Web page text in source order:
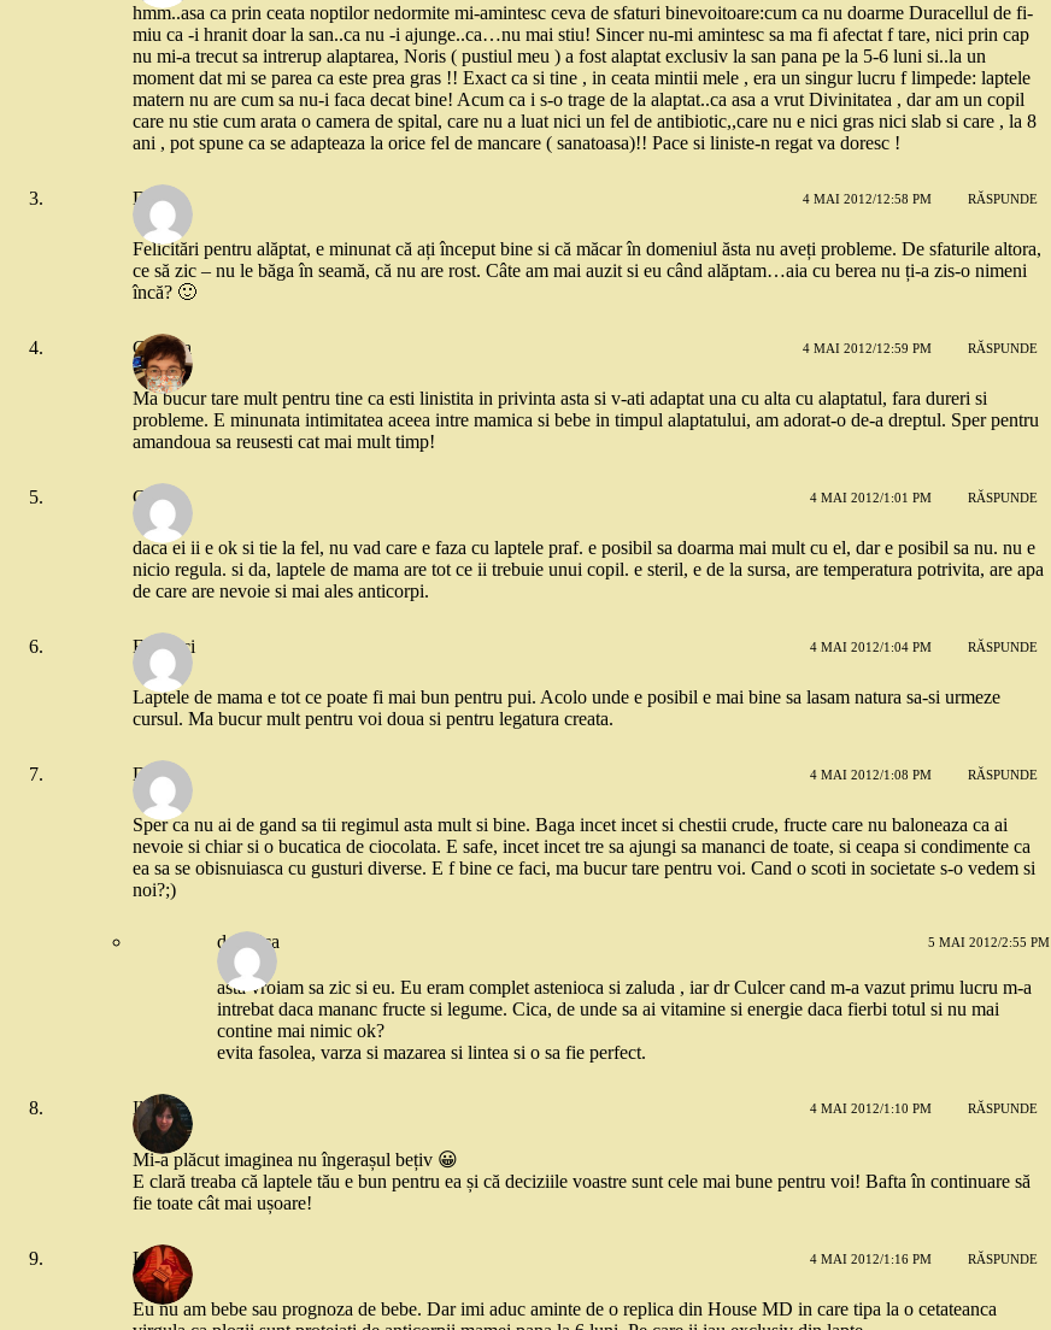
hmm..asa ca prin ceata noptilor nedormite mi-amintesc ceva de sfaturi binevoitoare:cum ca nu doarme Duracellul de fi-
miu ca -i hranit doar la san..ca nu -i ajunge..ca…nu mai stiu! Sincer nu-mi amintesc sa ma fi afectat f tare, nici prin cap
nu mi-a trecut sa intrerup alaptarea, Noris ( pustiul meu ) a fost alaptat exclusiv la san pana pe la 5-6 luni si..la un
moment dat mi se parea ca este prea gras !! Exact ca si tine , in ceata mintii mele , era un singur lucru f limpede: laptele
matern nu are cum sa nu-i faca decat bine! Acum ca i s-o trage de la alaptat..ca asa a vrut Divinitatea , dar am un copil
care nu stie cum arata o camera de spital, care nu a luat nici un fel de antibiotic,,care nu e nici gras nici slab si care , la 8
ani , pot spune ca se adapteaza la orice fel de mancare ( sanatoasa)!! Pace si liniste-n regat va doresc !
Deea 4 MAI 2012/12:58 PM RĂSPUNDE
Felicitări pentru alăptat, e minunat că ați început bine si că măcar în domeniul ăsta nu aveți probleme. De sfaturile altora,
ce să zic – nu le băga în seamă, că nu are rost. Câte am mai auzit si eu când alăptam…aia cu berea nu ți-a zis-o nimeni
încă? 🙂
Gabitza 4 MAI 2012/12:59 PM RĂSPUNDE
Ma bucur tare mult pentru tine ca esti linistita in privinta asta si v-ati adaptat una cu alta cu alaptatul, fara dureri si
probleme. E minunata intimitatea aceea intre mamica si bebe in timpul alaptatului, am adorat-o de-a dreptul. Sper pentru
amandoua sa reusesti cat mai mult timp!
Cris 4 MAI 2012/1:01 PM RĂSPUNDE
daca ei ii e ok si tie la fel, nu vad care e faza cu laptele praf. e posibil sa doarma mai mult cu el, dar e posibil sa nu. nu e
nicio regula. si da, laptele de mama are tot ce ii trebuie unui copil. e steril, e de la sursa, are temperatura potrivita, are apa
de care are nevoie si mai ales anticorpi.
Fimolici 4 MAI 2012/1:04 PM RĂSPUNDE
Laptele de mama e tot ce poate fi mai bun pentru pui. Acolo unde e posibil e mai bine sa lasam natura sa-si urmeze
cursul. Ma bucur mult pentru voi doua si pentru legatura creata.
Delia 4 MAI 2012/1:08 PM RĂSPUNDE
Sper ca nu ai de gand sa tii regimul asta mult si bine. Baga incet incet si chestii crude, fructe care nu baloneaza ca ai
nevoie si chiar si o bucatica de ciocolata. E safe, incet incet tre sa ajungi sa mananci de toate, si ceapa si condimente ca
ea sa se obisnuiasca cu gusturi diverse. E f bine ce faci, ma bucur tare pentru voi. Cand o scoti in societate s-o vedem si
noi?;)
degetica 5 MAI 2012/2:55 PM
asta vroiam sa zic si eu. Eu eram complet astenioca si zaluda , iar dr Culcer cand m-a vazut primu lucru m-a
intrebat daca mananc fructe si legume. Cica, de unde sa ai vitamine si energie daca fierbi totul si nu mai
contine mai nimic ok?
evita fasolea, varza si mazarea si lintea si o sa fie perfect.
Ile 4 MAI 2012/1:10 PM RĂSPUNDE
Mi-a plăcut imaginea nu îngerașul bețiv 😀
E clară treaba că laptele tău e bun pentru ea și că deciziile voastre sunt cele mai bune pentru voi! Bafta în continuare să
fie toate cât mai ușoare!
Liana 4 MAI 2012/1:16 PM RĂSPUNDE
Eu nu am bebe sau prognoza de bebe. Dar imi aduc aminte de o replica din House MD in care tipa la o cetateanca